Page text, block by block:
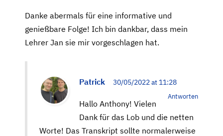
Danke abermals für eine informative und
genießbare Folge! Ich bin dankbar, dass mein
Lehrer Jan sie mir vorgeschlagen hat.
Patrick 30/05/2022 at 11:28
Antworten
Hallo Anthony! Vielen
Dank für das Lob und die netten
Worte! Das Transkript sollte normalerweise